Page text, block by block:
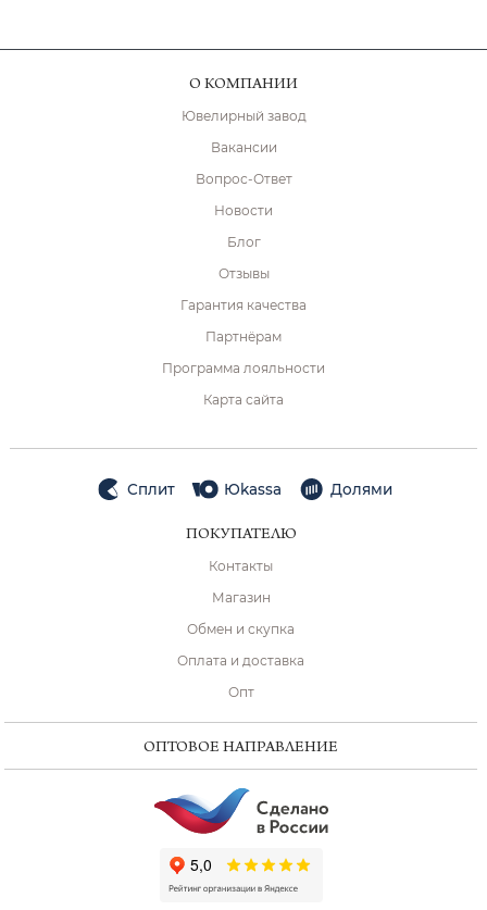
О КОМПАНИИ
Ювелирный завод
Вакансии
Вопрос-Ответ
Новости
Блог
Отзывы
Гарантия качества
Партнёрам
Программа лояльности
Карта сайта
Сплит Юkassa Долями
ПОКУПАТЕЛЮ
Контакты
Магазин
Обмен и скупка
Оплата и доставка
Опт
ОПТОВОЕ НАПРАВЛЕНИЕ